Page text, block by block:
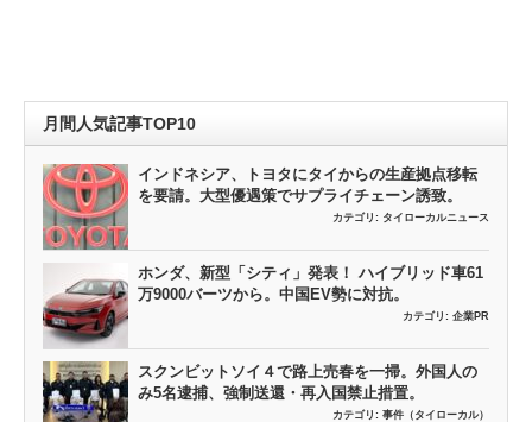
月間人気記事TOP10
インドネシア、トヨタにタイからの生産拠点移転
を要請。大型優遇策でサプライチェーン誘致。
カテゴリ: タイローカルニュース
ホンダ、新型「シティ」発表！ ハイブリッド車61
万9000バーツから。中国EV勢に対抗。
カテゴリ: 企業PR
スクンビットソイ４で路上売春を一掃。外国人の
み5名逮捕、強制送還・再入国禁止措置。
カテゴリ: 事件（タイローカル）